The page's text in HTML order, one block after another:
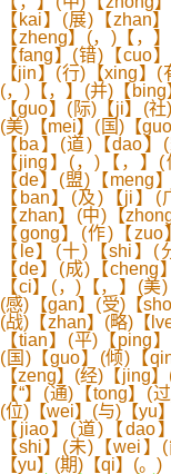
【kai】(展)【zhan
【zheng】(，)【，
【fang】(错)【cuo
【jin】(行)【xing】
(，)【，】(并)【
【guo】(际)【ji】(
(美)【mei】(国)【
【ba】(道)【dao
【jing】(，)【，
【de】(盟)【meng
【ban】(及)【ji】
【zhan】(中)【
【gong】(作)【
【le】(十)【shi】
【de】(成)【
【ci】(，)【，】(
(感)【gan】(受)【
(战)【zhan】(略)【
【tian】(平)【ping
(国)【guo】(倾)【
【zeng】(经)【jing
【“】(通)【tong】(
(位)【wei】(与)【yu
【jiao】(道)【dao
【shi】(未)【wei
【yu】(期)【qi】(。)